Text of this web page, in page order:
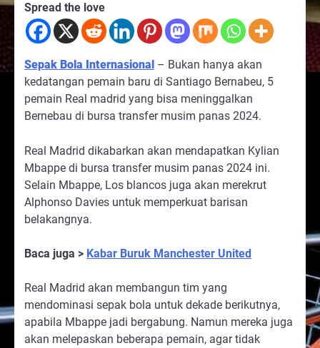
Spread the love
Sepak Bola Internasional – Bukan hanya akan
kedatangan pemain baru di Santiago Bernabeu, 5
pemain Real madrid yang bisa meninggalkan
Bernebau di bursa transfer musim panas 2024.
Real Madrid dikabarkan akan mendapatkan Kylian
Mbappe di bursa transfer musim panas 2024 ini.
Selain Mbappe, Los blancos juga akan merekrut
Alphonso Davies untuk memperkuat barisan
belakangnya.
Baca juga > Kabar Buruk Manchester United
Real Madrid akan membangun tim yang
mendominasi sepak bola untuk dekade berikutnya,
apabila Mbappe jadi bergabung. Namun mereka juga
akan melepaskan beberapa pemain, agar tidak